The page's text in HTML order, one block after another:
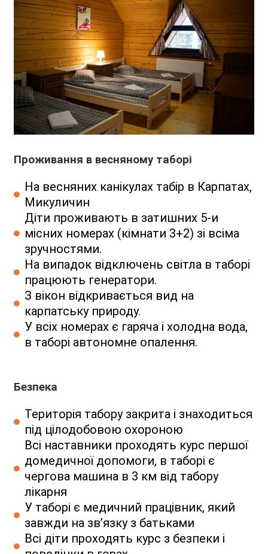
Проживання в весняному таборі
На весняних канікулах табір в Карпатах,
Микуличин
Діти проживають в затишних 5-и
місних номерах (кімнати 3+2) зі всіма
зручностями.
На випадок відключень світла в таборі
працюють генератори.
З вікон відкривається вид на
карпатську природу.
У всіх номерах є гаряча і холодна вода,
в таборі автономне опалення.
Безпека
Територія табору закрита і знаходиться
під цілодобовою охороною
Всі наставники проходять курс першої
домедичної допомоги, в таборі є
чергова машина в 3 км від табору
лікарня
У таборі є медичний працівник, який
завжди на зв’язку з батьками
Всі діти проходять курс з безпеки і